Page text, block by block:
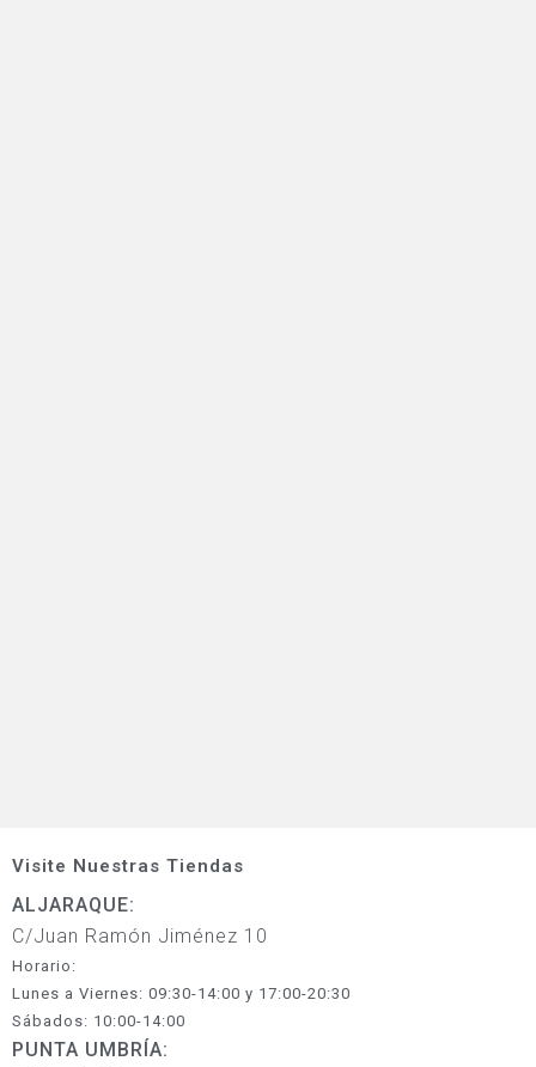
Visite Nuestras Tiendas
ALJARAQUE:
C/Juan Ramón Jiménez 10
Horario:
Lunes a Viernes: 09:30-14:00 y 17:00-20:30
Sábados: 10:00-14:00
PUNTA UMBRÍA: